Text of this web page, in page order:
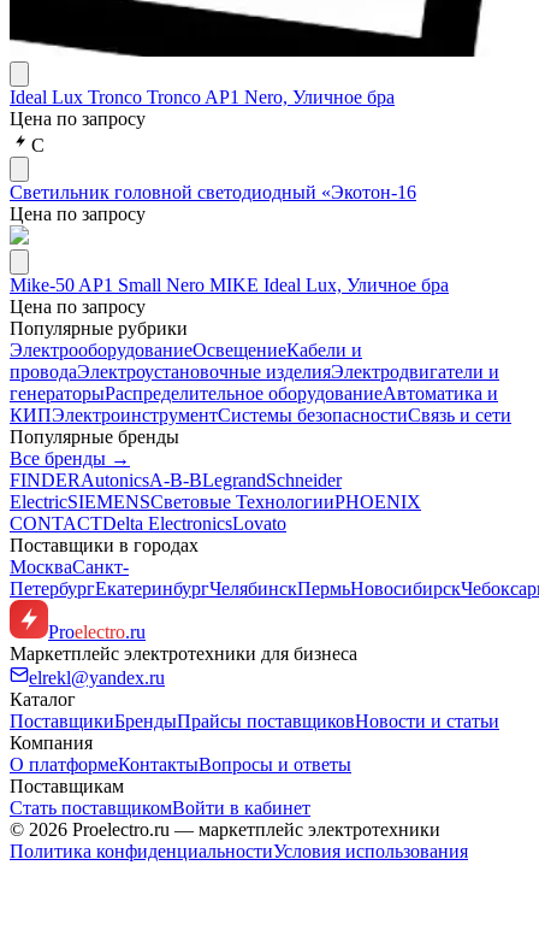
Ideal Lux Tronco Tronco AP1 Nero, Уличное бра
Цена по запросу
С
Светильник головной светодиодный «Экотон-16
Цена по запросу
Mike-50 AP1 Small Nero MIKE Ideal Lux, Уличное бра
Цена по запросу
Популярные рубрики
ЭлектрооборудованиеОсвещениеКабели и
проводаЭлектроустановочные изделияЭлектродвигатели и
генераторыРаспределительное оборудованиеАвтоматика и
КИПЭлектроинструментСистемы безопасностиСвязь и сети
Популярные бренды
Все бренды →
FINDERAutonicsA-B-BLegrandSchneider
ElectricSIEMENSСветовые ТехнологииPHOENIX
CONTACTDelta ElectronicsLovato
Поставщики в городах
МоскваСанкт-
ПетербургЕкатеринбургЧелябинскПермьНовосибирск
Proelectro.ru
Маркетплейс электротехники для бизнеса
elrekl@yandex.ru
Каталог
ПоставщикиБрендыПрайсы поставщиковНовости и статьи
Компания
О платформеКонтактыВопросы и ответы
Поставщикам
Стать поставщикомВойти в кабинет
© 2026 Proelectro.ru — маркетплейс электротехники
Политика конфиденциальностиУсловия использования